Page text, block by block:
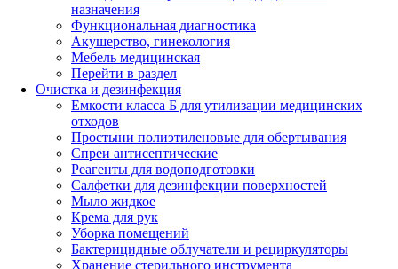
назначения
Функциональная диагностика
Акушерство, гинекология
Мебель медицинская
Перейти в раздел
Очистка и дезинфекция
Емкости класса Б для утилизации медицинских
отходов
Простыни полиэтиленовые для обертывания
Спреи антисептические
Реагенты для водоподготовки
Салфетки для дезинфекции поверхностей
Мыло жидкое
Крема для рук
Уборка помещений
Бактерицидные облучатели и рециркуляторы
Хранение стерильного инструмента